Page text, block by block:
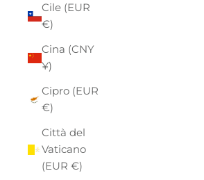
Cile (EUR
€)
Cina (CNY
¥)
Cipro (EUR
€)
Città del
Vaticano
(EUR €)